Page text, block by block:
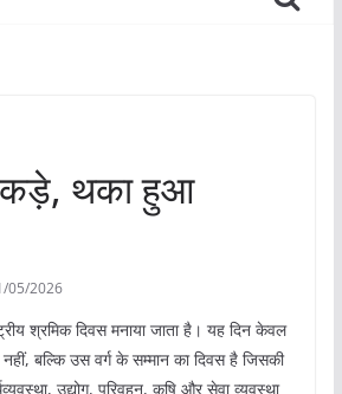
थका हुआ
05/2026
श्रमिक दिवस मनाया जाता है। यह दिन केवल
बल्कि उस वर्ग के सम्मान का दिवस है जिसकी
उद्योग, परिवहन, कृषि और सेवा व्यवस्था